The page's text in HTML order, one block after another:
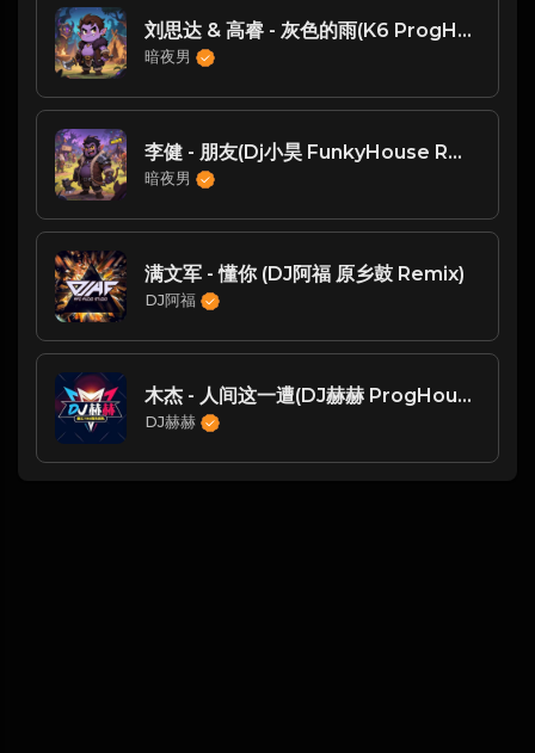
刘思达 & 高睿 - 灰色的雨(K6 ProgHouse Mix国语合唱)
暗夜男
李健 - 朋友(Dj小昊 FunkyHouse Rmx 2023)
暗夜男
满文军 - 懂你 (DJ阿福 原乡鼓 Remix)
DJ阿福
木杰 - 人间这一遭(DJ赫赫 ProgHouse Mix 国语男)
DJ赫赫